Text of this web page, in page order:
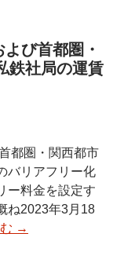
び首都圏・
鉄社局の運賃
都圏・関西都市
バリアフリー化
ー料金を設定す
ね2023年3月18
→